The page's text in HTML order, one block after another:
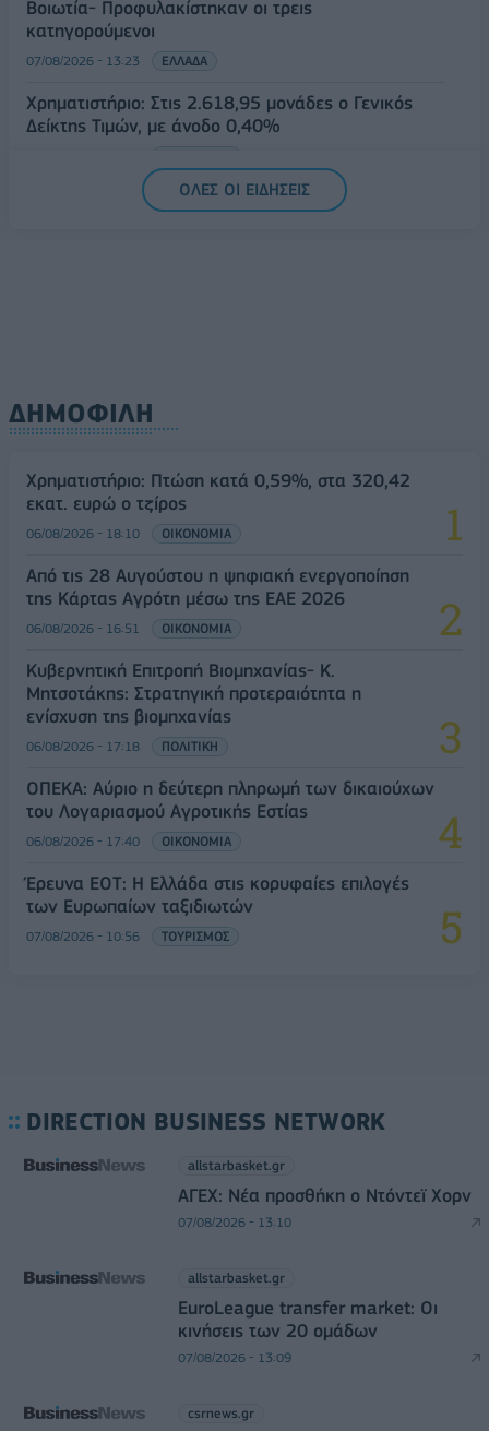
Βοιωτία- Προφυλακίστηκαν οι τρεις
κατηγορούμενοι
07/08/2026 - 13:23 ΕΛΛΑΔΑ
Χρηματιστήριο: Στις 2.618,95 μονάδες ο Γενικός
Δείκτης Τιμών, με άνοδο 0,40%
ΟΛΕΣ ΟΙ ΕΙΔΗΣΕΙΣ
ΔΗΜΟΦΙΛΗ
Χρηματιστήριο: Πτώση κατά 0,59%, στα 320,42
εκατ. ευρώ ο τζίρος
06/08/2026 - 18:10 ΟΙΚΟΝΟΜΙΑ
Από τις 28 Αυγούστου η ψηφιακή ενεργοποίηση
της Κάρτας Αγρότη μέσω της ΕΑΕ 2026
06/08/2026 - 16:51 ΟΙΚΟΝΟΜΙΑ
Κυβερνητική Επιτροπή Βιομηχανίας- Κ.
Μητσοτάκης: Στρατηγική προτεραιότητα η
ενίσχυση της βιομηχανίας
06/08/2026 - 17:18 ΠΟΛΙΤΙΚΗ
ΟΠΕΚΑ: Αύριο η δεύτερη πληρωμή των δικαιούχων
του Λογαριασμού Αγροτικής Εστίας
06/08/2026 - 17:40 ΟΙΚΟΝΟΜΙΑ
Έρευνα ΕΟΤ: Η Ελλάδα στις κορυφαίες επιλογές
των Ευρωπαίων ταξιδιωτών
07/08/2026 - 10:56 ΤΟΥΡΙΣΜΟΣ
DIRECTION BUSINESS NETWORK
allstarbasket.gr
ΑΓΕΧ: Νέα προσθήκη ο Ντόντεϊ Χορν
07/08/2026 - 13:10
allstarbasket.gr
EuroLeague transfer market: Οι
κινήσεις των 20 ομάδων
07/08/2026 - 13:09
csrnews.gr